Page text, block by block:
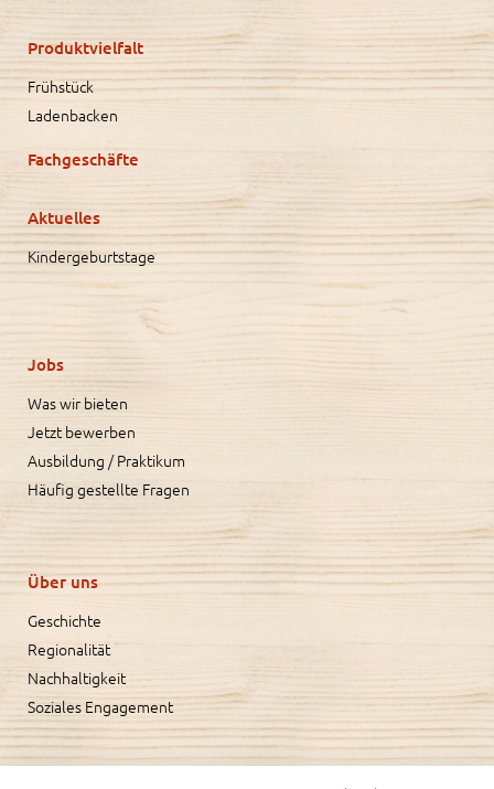
Produktvielfalt
Frühstück
Ladenbacken
Fachgeschäfte
Aktuelles
Kindergeburtstage
Jobs
Was wir bieten
Jetzt bewerben
Ausbildung / Praktikum
Häufig gestellte Fragen
Über uns
Geschichte
Regionalität
Nachhaltigkeit
Soziales Engagement